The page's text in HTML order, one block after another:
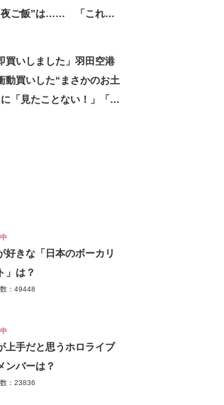
夜ご飯”は…… 「これぞ
買いしました」羽田空港
動買いした“まさかのお土
「見たことない！」「み
好きな「日本のボーカリ
」は？
数：49448
上手だと思うホロライブ
ンバーは？
数：23836